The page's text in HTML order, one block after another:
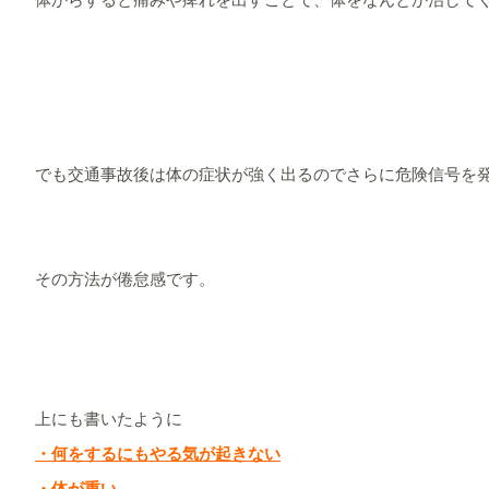
でも交通事故後は体の症状が強く出るのでさらに危険信号を
その方法が倦怠感です。
上にも書いたように
・何をするにもやる気が起きない